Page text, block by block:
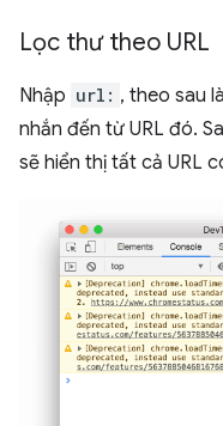
Lọc thư theo URL
Nhập url: , theo sau
nhắn đến từ URL đó.
sẽ hiển thị tất cả URL